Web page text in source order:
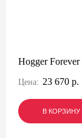
Hogger
Цена: 23 670 р.
В КОРЗИНУ
В КОРЗИНУ
В КОРЗИНУ